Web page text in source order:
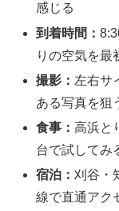
感じる
到着時間：
りの空気を最
撮影： 左右サ
ある写真を狙
食事：高浜と
台で試してみ
宿泊：刈谷・
線で直通アク